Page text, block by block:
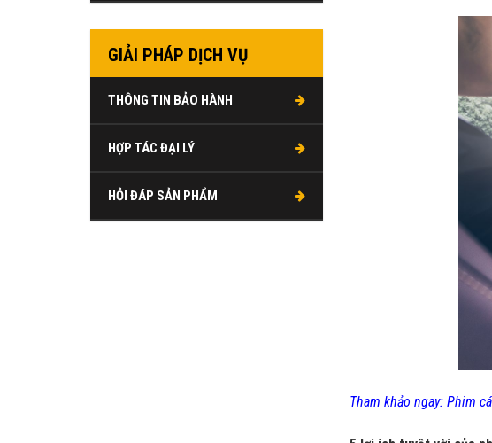
Tham khảo ngay: Phim
GIẢI PHÁP DỊCH VỤ
THÔNG TIN BẢO HÀNH
HỢP TÁC ĐẠI LÝ
HỎI ĐÁP SẢN PHẨM